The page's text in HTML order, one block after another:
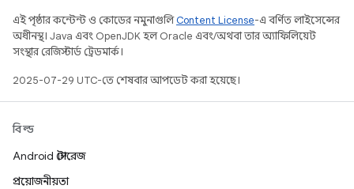
এই পৃষ্ঠার কন্টেন্ট ও কোডের নমুনাগুলিContent License-এ বর্ণিত লাইসেন্সের
অধীনস্থ। Java এবং OpenJDK হল Oracle এবং/অথবা তার অ্যাফিলিয়েট
সংস্থার রেজিস্টার্ড ট্রেডমার্ক।
2025-07-29 UTC-তে শেষবার আপডেট করা হয়েছে।
বিল্ড
Android স্টোরেজ
প্রয়োজনীয়তা